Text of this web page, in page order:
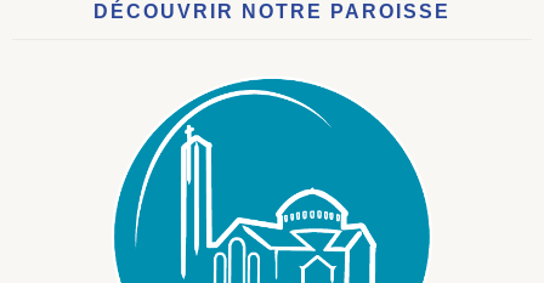
DÉCOUVRIR NOTRE PAROISSE